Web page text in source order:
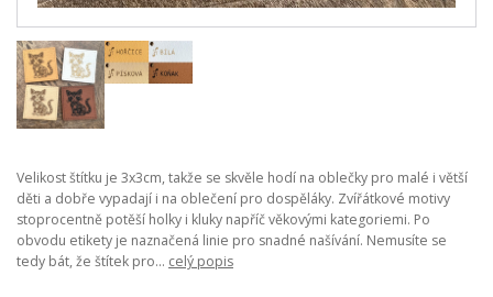
Velikost štítku je 3x3cm, takže se skvěle hodí na oblečky pro malé i větší
děti a dobře vypadají i na oblečení pro dospěláky. Zvířátkové motivy
stoprocentně potěší holky i kluky napříč věkovými kategoriemi. Po
obvodu etikety je naznačená linie pro snadné našívání. Nemusíte se
tedy bát, že štítek pro... celý popis